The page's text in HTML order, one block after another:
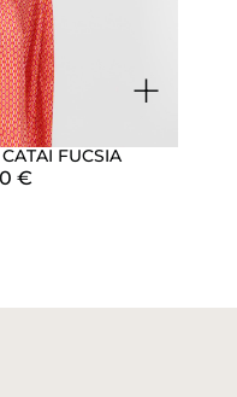
+
FUCSIA
€